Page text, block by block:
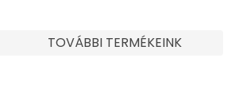
TOVÁBBI TERMÉKEINK